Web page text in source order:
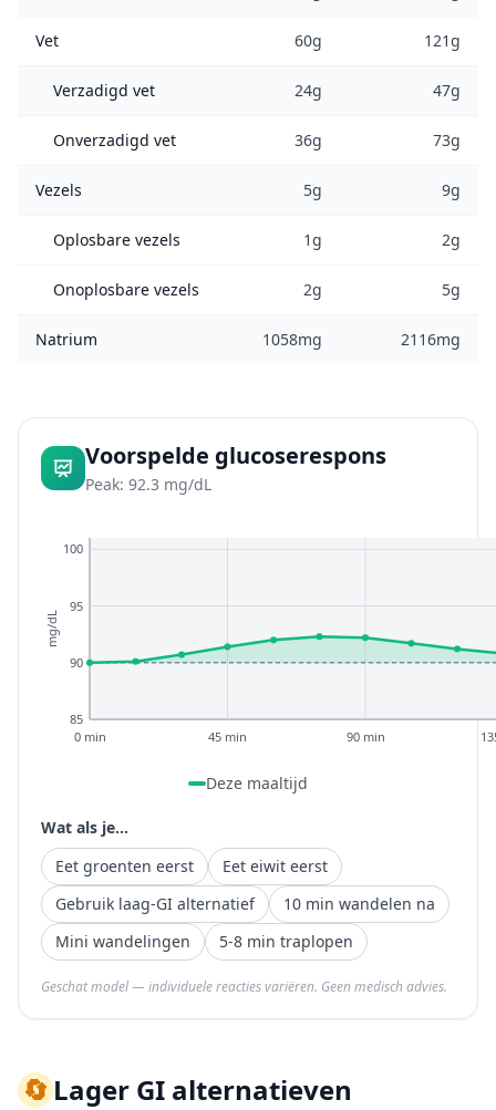
Vet 60g 121g
Verzadigd vet 24g 47g
Onverzadigd vet 36g 73g
Vezels 5g 9g
Oplosbare vezels 1g 2g
Onoplosbare vezels 2g 5g
Natrium 1058mg 2116mg
Voorspelde glucoserespons
Peak: 92.3 mg/dL
85
90
95
100
0 min 45 min 90 min
mg/dL
Deze maaltijd
Wat als je...
Eet groenten eerst
Eet eiwit eerst
Gebruik laag-GI alternatief
10 min wandelen na
Mini wandelingen
5-8 min traplopen
Geschat model — individuele reacties variëren. Geen medisch advies.
🔄Lager GI alternatieven